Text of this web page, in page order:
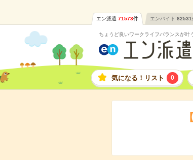
エン派遣 71573件 エンバイト 82531
ちょうど良いワークライフバランスが叶
気になる！リスト 0